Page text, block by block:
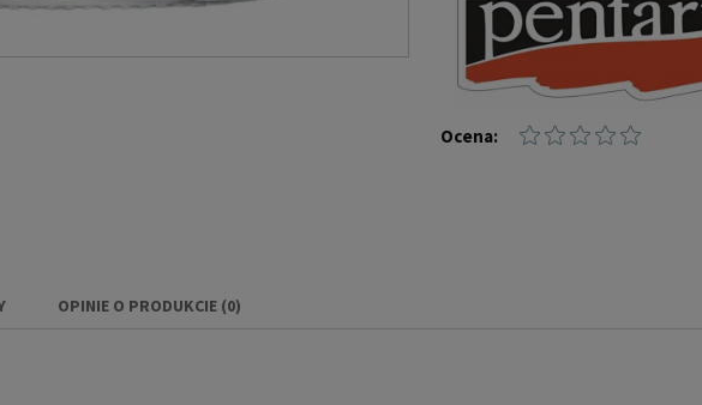
Ocena:
OPINIE O PRODUKCIE (0)